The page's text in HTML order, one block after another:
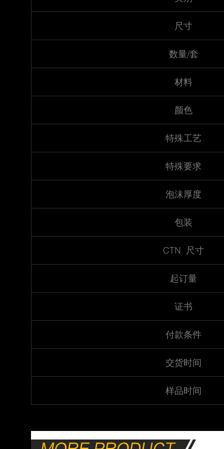
尺寸
数量/套
材料
颜色
特殊工艺
特殊要求
泡沫厚度
包装
CTN 尺寸
起订量
证书
付款条件
交货时间
样品时间